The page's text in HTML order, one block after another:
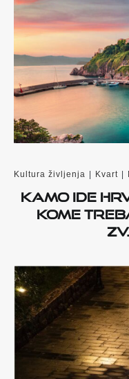
Kultura življenja | Kvart |
Kamo ide
Kome